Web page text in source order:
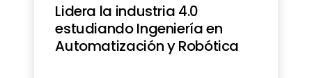
Lidera la industria 4.0
estudiando Ingeniería en
Automatización y Robótica